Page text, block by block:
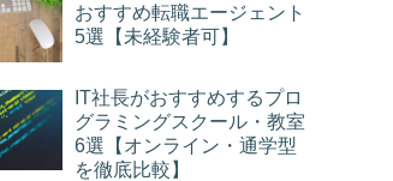
おすすめ転職エージェント
5選【未経験者可】
IT社長がおすすめするプロ
グラミングスクール・教室
6選【オンライン・通学型
を徹底比較】